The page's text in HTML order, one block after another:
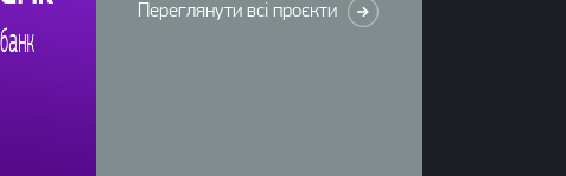
Переглянути всі проєкти